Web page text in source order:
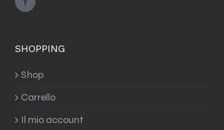
SHOPPING
Shop
Carrello
Il mio account